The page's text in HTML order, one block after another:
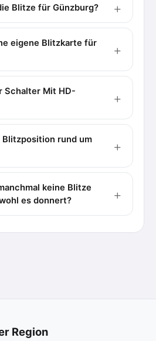
Blitze für Günzburg?
eigene Blitzkarte für
Schalter Mit HD-
rund um
keine Blitze
es donnert?
Region